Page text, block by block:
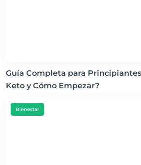
Guía Completa para
Keto y Cómo Empezar?
Bienestar